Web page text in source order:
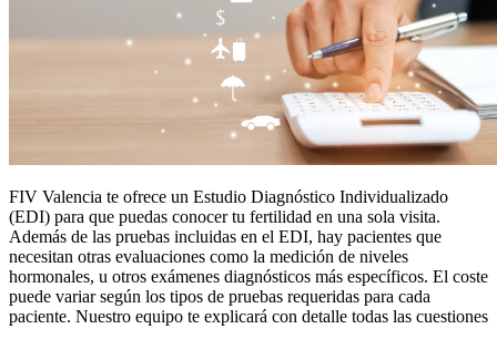
FIV Valencia te ofrece un Estudio Diagnóstico Individualizado
(EDI) para que puedas conocer tu fertilidad en una sola visita.
Además de las pruebas incluidas en el EDI, hay pacientes que
necesitan otras evaluaciones como la medición de niveles
hormonales, u otros exámenes diagnósticos más específicos. El coste
puede variar según los tipos de pruebas requeridas para cada
paciente. Nuestro equipo te explicará con detalle todas las cuestiones